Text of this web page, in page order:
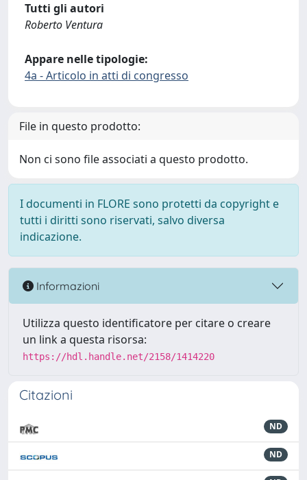
Tutti gli autori
Roberto Ventura
Appare nelle tipologie:
4a - Articolo in atti di congresso
File in questo prodotto:
Non ci sono file associati a questo prodotto.
I documenti in FLORE sono protetti da copyright e
tutti i diritti sono riservati, salvo diversa
indicazione.
Informazioni
Utilizza questo identificatore per citare o creare
un link a questa risorsa:
https://hdl.handle.net/2158/1414220
Citazioni
ND
ND